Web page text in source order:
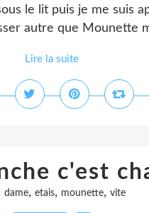
le lit puis je me suis
autre que Mounette
Lire la suite
c'est
dame, etais, mounette, vite